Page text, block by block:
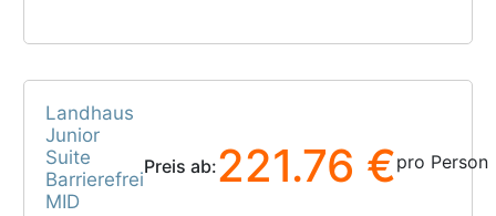
Landhaus
Junior
Suite
Barrierefrei
MID
Preis ab:221.76 €pro Person